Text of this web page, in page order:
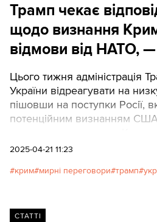
Трамп чекає
щодо визнання
відмови від НАТО,
Цього тижня адміністрація
України відреагувати на
пішовши на поступки Росії,
потенційним визнанням США
на вступ до НАТО.
2025-04-21 11:23
крим мирні переговори трамп
СТАТТІ